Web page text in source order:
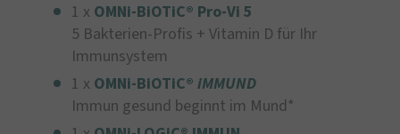
1 x OMNi-BiOTiC® Pro-Vi 5
5 Bakterien-Profis + Vitamin D für Ihr
Immunsystem
1 x OMNi-BiOTiC® iMMUND
Immun gesund beginnt im Mund*